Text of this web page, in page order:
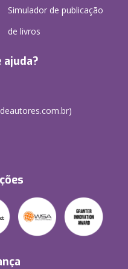
Simulador de publicação
de livros
ajuda?